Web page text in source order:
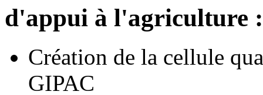
d'appui à l'agriculture :
Création de la cellule
GIPAC